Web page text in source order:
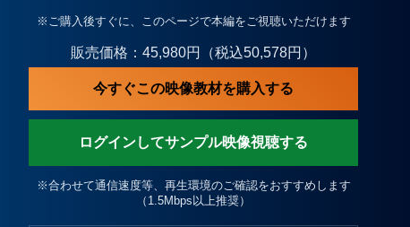
※ご購入後すぐに、このページで本編をご視聴いただけます
販売価格：45,980円（税込50,578円）
今すぐこの映像教材を購入する
ログインしてサンプル映像視聴する
※合わせて通信速度等、再生環境のご確認をおすすめします
（1.5Mbps以上推奨）